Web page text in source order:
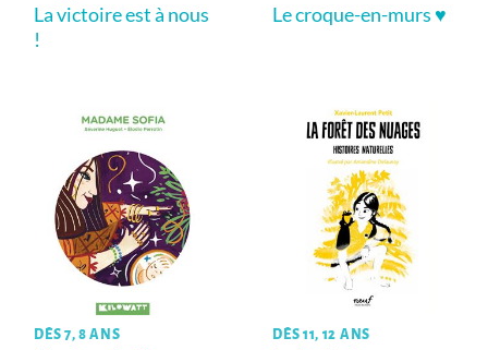
La victoire est à nous
!
Le croque-en-murs ♥
DÈS 7, 8 ANS DÈS 11, 12 ANS